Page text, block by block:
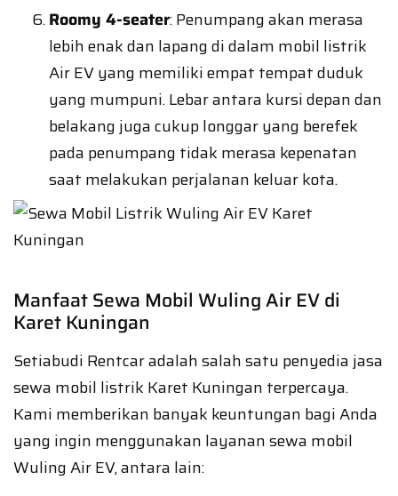
Roomy 4-seater: Penumpang akan merasa
lebih enak dan lapang di dalam mobil listrik
Air EV yang memiliki empat tempat duduk
yang mumpuni. Lebar antara kursi depan dan
belakang juga cukup longgar yang berefek
pada penumpang tidak merasa kepenatan
saat melakukan perjalanan keluar kota.
Manfaat Sewa Mobil Wuling Air EV di
Karet Kuningan
Setiabudi Rentcar adalah salah satu penyedia jasa
sewa mobil listrik Karet Kuningan terpercaya.
Kami memberikan banyak keuntungan bagi Anda
yang ingin menggunakan layanan sewa mobil
Wuling Air EV, antara lain: